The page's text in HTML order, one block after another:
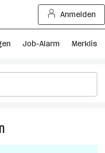
Anmelden
Job-Alarm Merkliste